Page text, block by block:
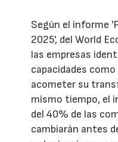
Según el informe
2025', del World
las empresas
capacidades
acometer su
mismo tiempo, el
del 40% de las
cambiarán antes